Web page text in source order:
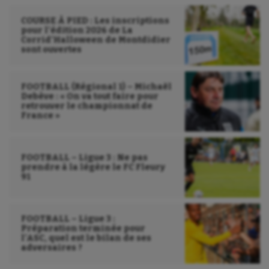
Natation artistique
Omnisports
Paddle
Pétanque
Randonnée / Marche
Roller-derby
COURSE À PIED : Les inscriptions
pour l’édition 2026 de La
Corrid’Halloween de Montdidier
sont ouvertes
FOOTBALL (Régional 1) – Michaël
Debève : « On va tout faire pour
retrouver le championnat de
France »
FOOTBALL – Ligue 3 : Ne pas
prendre à la légère le FC Fleury
91
FOOTBALL – Ligue 3 :
Préparation terminée pour
l’ASC, quel est le bilan de ses
adversaires ?